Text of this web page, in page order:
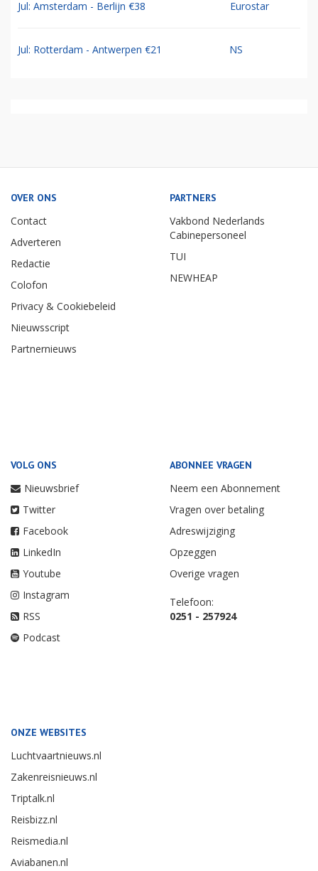
Jul: Amsterdam - Berlijn €38 Eurostar
Jul: Rotterdam - Antwerpen €21 NS
OVER ONS
Contact
Adverteren
Redactie
Colofon
Privacy & Cookiebeleid
Nieuwsscript
Partnernieuws
PARTNERS
Vakbond Nederlands
Cabinepersoneel
TUI
NEWHEAP
VOLG ONS
Nieuwsbrief
Twitter
Facebook
LinkedIn
Youtube
Instagram
RSS
Podcast
ABONNEE VRAGEN
Neem een Abonnement
Vragen over betaling
Adreswijziging
Opzeggen
Overige vragen
Telefoon:
0251 - 257924
ONZE WEBSITES
Luchtvaartnieuws.nl
Zakenreisnieuws.nl
Triptalk.nl
Reisbizz.nl
Reismedia.nl
Aviabanen.nl